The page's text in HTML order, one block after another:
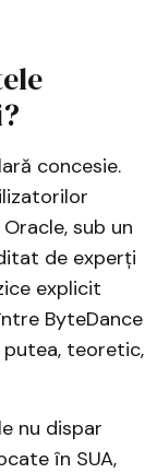
concesie.
sub un
de experți
explicit
ByteDance
putea, teoretic,
nu dispar
în SUA,